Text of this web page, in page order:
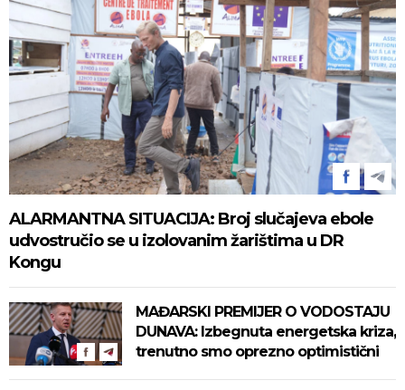
ALARMANTNA SITUACIJA: Broj slučajeva ebole
udvostručio se u izolovanim žarištima u DR
Kongu
MAĐARSKI PREMIJER O VODOSTAJU
DUNAVA: Izbegnuta energetska kriza,
trenutno smo oprezno optimistični